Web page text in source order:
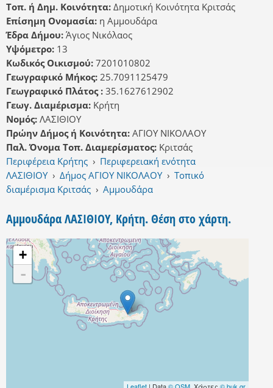
Τοπ. ή Δημ. Κοινότητα: Δημοτική Κοινότητα Κριτσάς
Επίσημη Ονομασία: η Αμμουδάρα
Έδρα Δήμου: Άγιος Νικόλαος
Υψόμετρο: 13
Κωδικός Οικισμού: 7201010802
Γεωγραφικό Μήκος: 25.7091125479
Γεωγραφικό Πλάτος : 35.1627612902
Γεωγ. Διαμέρισμα: Κρήτη
Νομός: ΛΑΣΙΘΙΟΥ
Πρώην Δήμος ή Κοινότητα: ΑΓΙΟΥ ΝΙΚΟΛΑΟΥ
Παλ. Όνομα Τοπ. Διαμερίσματος: Κριτσάς
Περιφέρεια Κρήτης › Περιφερειακή ενότητα
ΛΑΣΙΘΙΟΥ › Δήμος ΑΓΙΟΥ ΝΙΚΟΛΑΟΥ › Τοπικό
διαμέρισμα Κριτσάς › Αμμουδάρα
Αμμουδάρα ΛΑΣΙΘΙΟΥ, Κρήτη. Θέση στο χάρτη.
+
-